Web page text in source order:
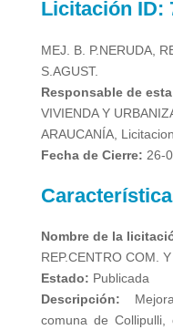
Licitación ID:
MEJ. B. P.NERUDA,
S.AGUST.
Responsable de
VIVIENDA Y
ARAUCANÍA,
Fecha de Cierre: 26-
Nombre de la
REP.CENTRO COM.
Estado: Publicada
Descripción:
comuna de Collipulli,